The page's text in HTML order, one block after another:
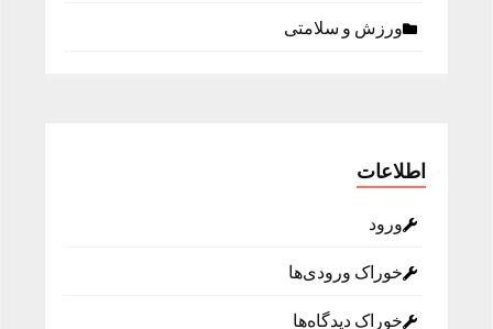
ورزش و سلامتی
اطلاعات
ورود
خوراک ورودی‌ها
خوراک دیدگاه‌ها